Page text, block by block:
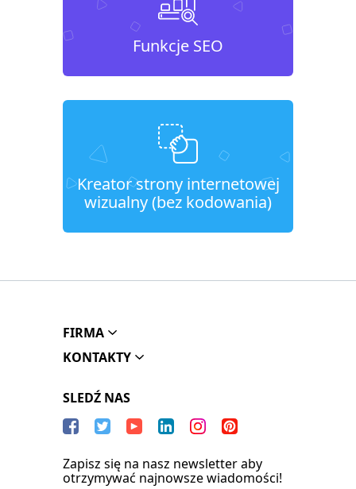
Funkcje SEO
Kreator strony internetowej
wizualny (bez kodowania)
FIRMA
KONTAKTY
SLEDŹ NAS
Zapisz się na nasz newsletter aby
otrzymywać najnowsze wiadomości!